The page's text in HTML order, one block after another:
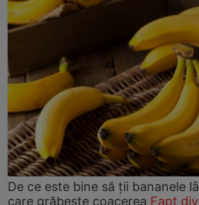
De ce este bine să ții bananele
care grăbește coacerea Fapt